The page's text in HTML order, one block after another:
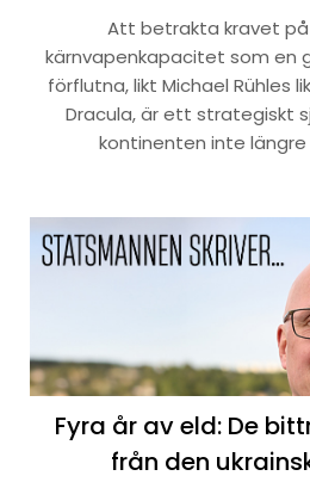
Att betrakta kravet
kärnvapenkapacitet som en
förflutna, likt Michael Rühles
Dracula, är ett strategiskt
kontinenten inte
Fyra år av eld: De
från den